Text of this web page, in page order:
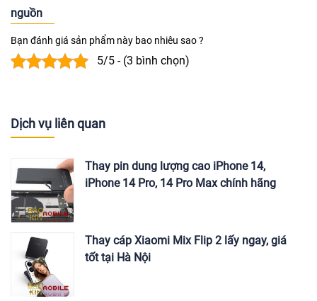
nguồn
Bạn đánh giá sản phẩm này bao nhiêu sao ?
5/5 - (3 bình chọn)
Dịch vụ liên quan
Thay pin dung lượng cao iPhone 14,
iPhone 14 Pro, 14 Pro Max chính hãng
Thay cáp Xiaomi Mix Flip 2 lấy ngay, giá
tốt tại Hà Nội